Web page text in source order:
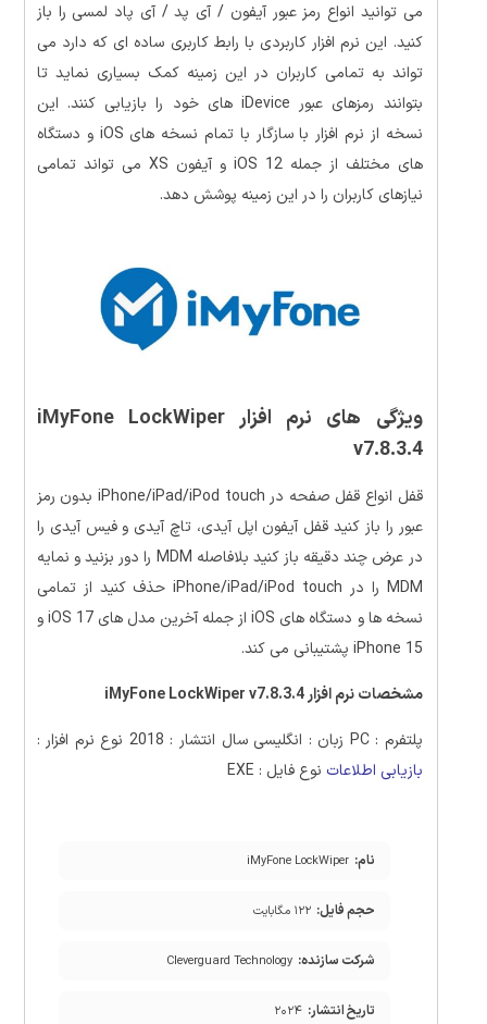
می توانید انواع رمز عبور آیفون / آی پد / آی پاد لمسی را باز
کنید. این نرم افزار کاربردی با رابط کاربری ساده ای که دارد می
تواند به تمامی کاربران در این زمینه کمک بسیاری نماید تا
بتوانند رمزهای عبور iDevice های خود را بازیابی کنند. این
نسخه از نرم افزار با سازگار با تمام نسخه های iOS و دستگاه
های مختلف از جمله iOS 12 و آیفون XS می تواند تمامی
نیازهای کاربران را در این زمینه پوشش دهد.
ویژگی های نرم افزار iMyFone LockWiper
v7.8.3.4
قفل انواع قفل صفحه در iPhone/iPad/iPod touch بدون رمز
عبور را باز کنید قفل آیفون اپل آیدی، تاچ آیدی و فیس آیدی را
در عرض چند دقیقه باز کنید بلافاصله MDM را دور بزنید و نمایه
MDM را در iPhone/iPad/iPod touch حذف کنید از تمامی
نسخه ها و دستگاه های iOS از جمله آخرین مدل های iOS 17 و
iPhone 15 پشتیبانی می کند.
مشخصات نرم افزار iMyFone LockWiper v7.8.3.4
پلتفرم : PC زبان : انگلیسی سال انتشار : 2018 نوع نرم افزار :
بازیابی اطلاعات نوع فایل : EXE
نام: iMyFone LockWiper
حجم فایل: ۱۲۲ مگابایت
شرکت سازنده: Cleverguard Technology
تاریخ انتشار: ۲۰۲۴